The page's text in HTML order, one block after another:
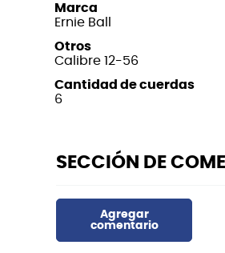
Marca
Ernie Ball
Otros
Calibre 12-56
Cantidad de cuerdas
6